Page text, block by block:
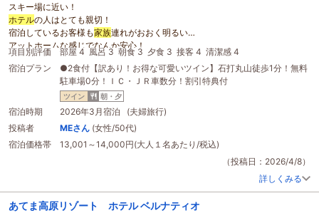
スキー場に近い！
ホテルの人はとても親切！
宿泊しているお客様も家族連れがおおく明るい
アットホームな感じでなんか安心！
料金も安い
項目別評価 部屋 4 風呂 3 朝食 3 夕食 3 接客 4 清潔感 4
宿泊プラン
●2食付【訳あり！お得な可愛いツイン】石打丸山徒歩1分！無料
駐車場0分！ＩＣ・ＪＲ車数分！割引特典付
ツイン 朝・夕
宿泊時期
2026年3月宿泊 (夫婦旅行)
投稿者
MEさん (女性/50代)
宿泊価格帯
13,001～14,000円(大人１名あたり/税込)
（投稿日：2026/4/8）
詳しくみる
あてま高原リゾート ホテル ベルナティオ